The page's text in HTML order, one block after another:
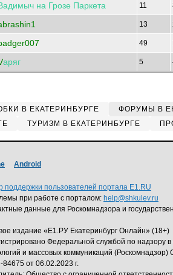
на Грозе Паркета 11
13
49
аряг 5
В ЕКАТЕРИНБУРГЕ ФОРУМЫ В
ТУРИЗМ В ЕКАТЕРИНБУРГЕ
Android
поддержки пользователей портала E1.RU
при работе с порталом: help@shkulev.ru
данные для Роскомнадзора и
издание «Е1.РУ Екатеринбург Онлайн» (18+)
Федеральной службой по надзору
и массовых коммуникаций
от 06.02.2023 г.